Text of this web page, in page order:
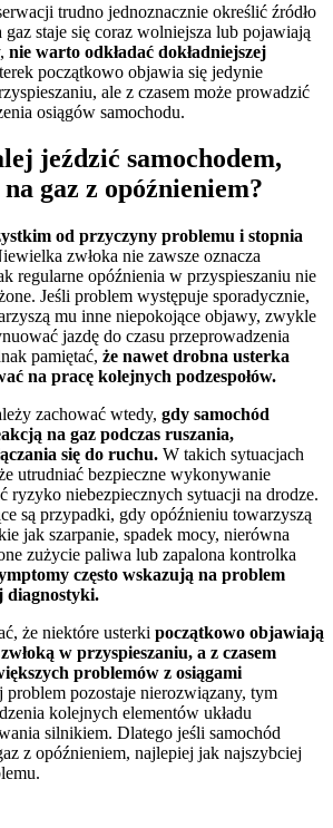
trudno jednoznacznie określić źródło
gaz staje się coraz wolniejsza lub pojawiają
nie warto odkładać dokładniejszej
początkowo objawia się jedynie
ale z czasem może prowadzić
osiągów samochodu.
jeździć samochodem,
gaz z opóźnieniem?
od przyczyny problemu i stopnia
zwłoka nie zawsze oznacza
regularne opóźnienia w przyspieszaniu nie
Jeśli problem występuje sporadycznie,
mu inne niepokojące objawy, zwykle
jazdę do czasu przeprowadzenia
pamiętać, że nawet drobna usterka
na pracę kolejnych podzespołów.
zachować wtedy, gdy samochód
na gaz podczas ruszania,
się do ruchu. W takich sytuacjach
utrudniać bezpieczne wykonywanie
ryzyko niebezpiecznych sytuacji na drodze.
są przypadki, gdy opóźnieniu towarzyszą
jak szarpanie, spadek mocy, nierówna
zużycie paliwa lub zapalona kontrolka
często wskazują na problem
diagnostyki.
że niektóre usterki początkowo objawiają
w przyspieszaniu, a z czasem
problemów z osiągami
problem pozostaje nierozwiązany, tym
kolejnych elementów układu
silnikiem. Dlatego jeśli samochód
z opóźnieniem, najlepiej jak najszybciej